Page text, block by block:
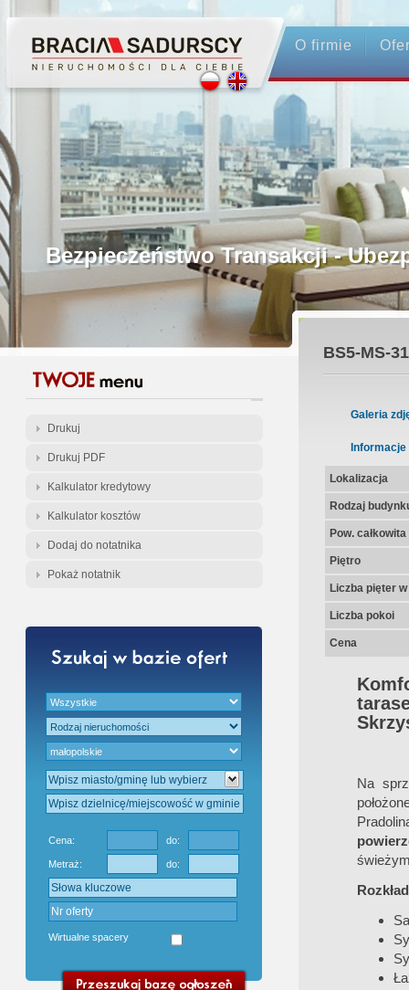
O firmie
Profesjonalne Pośrednictwo
Bezpieczeństwo Transakcji -
Licencjonowani Pośrednicy
Gwarancja Zwrotu Zadatku
Gratis - Przedwstępna Umowa
Drukuj
Drukuj PDF
Kalkulator kredytowy
Kalkulator kosztów
Dodaj do notatnika
Pokaż notatnik
Cena: do:
Metraż: do:
Wirtualne spacery
BS5-MS-
Galeria
Informacje
Lokalizacja
Rodzaj
Pow.
Piętro
Liczba pięter
Liczba pokoi
Cena
Na